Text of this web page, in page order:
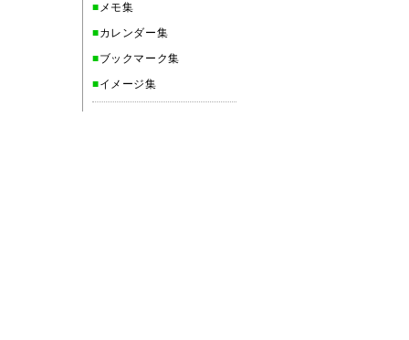
■ メモ集
■カレンダー集
■ブックマーク集
■イメージ集